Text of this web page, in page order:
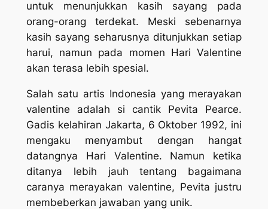
untuk menunjukkan kasih sayang pada
orang-orang terdekat. Meski sebenarnya
kasih sayang seharusnya ditunjukkan setiap
harui, namun pada momen Hari Valentine
akan terasa lebih spesial.
Salah satu artis Indonesia yang merayakan
valentine adalah si cantik Pevita Pearce.
Gadis kelahiran Jakarta, 6 Oktober 1992, ini
mengaku menyambut dengan hangat
datangnya Hari Valentine. Namun ketika
ditanya lebih jauh tentang bagaimana
caranya merayakan valentine, Pevita justru
membeberkan jawaban yang unik.